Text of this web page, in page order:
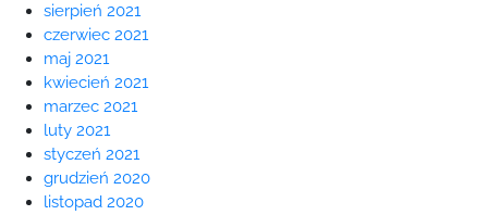
sierpień 2021
czerwiec 2021
maj 2021
kwiecień 2021
marzec 2021
luty 2021
styczeń 2021
grudzień 2020
listopad 2020